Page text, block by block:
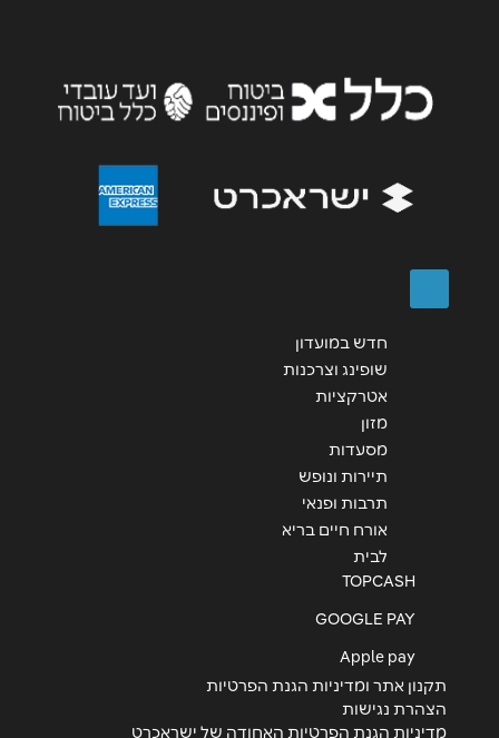
הודעה*
חדש במועדון
שופינג וצרכנות
אטרקציות
מזון
מסעדות
תיירות ונופש
תרבות ופנאי
אורח חיים בריא
לבית
TOPCASH
GOOGLE PAY
Apple pay
תקנון אתר ומדיניות הגנת הפרטיות
הצהרת נגישות
מדיניות הגנת הפרטיות האחודה של ישראכרט